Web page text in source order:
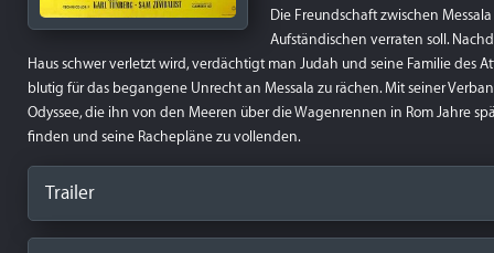
Die Freundschaft zwischen
Aufständischen verraten soll.
Haus schwer verletzt wird, verdächtigt man Judah und seine Familie des
blutig für das begangene Unrecht an Messala zu rächen. Mit seiner
Odyssee, die ihn von den Meeren über die Wagenrennen in Rom Jahre
finden und seine Rachepläne zu vollenden.
Trailer